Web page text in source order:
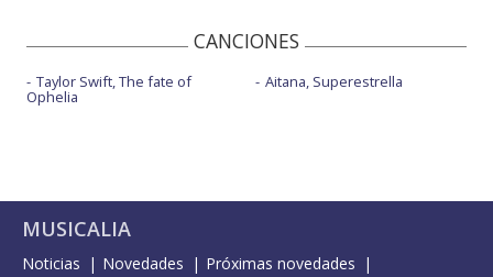
CANCIONES
Taylor Swift, The fate of
Ophelia
Aitana, Superestrella
MUSICALIA
Noticias Novedades
Próximas novedades